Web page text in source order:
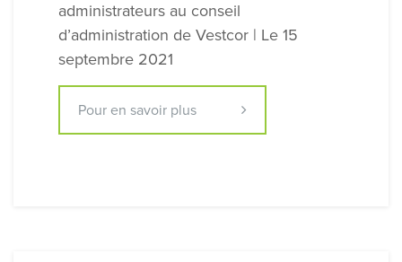
administrateurs au conseil
d’administration de Vestcor | Le 15
septembre 2021
Pour en savoir plus